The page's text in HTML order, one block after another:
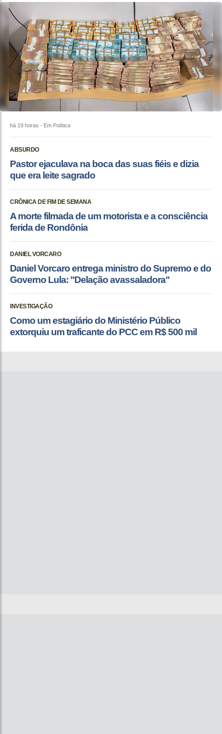
há 19 horas - Em Política
ABSURDO
Pastor ejaculava na boca das suas fiéis e dizia
que era leite sagrado
CRÔNICA DE FIM DE SEMANA
A morte filmada de um motorista e a consciência
ferida de Rondônia
DANIEL VORCARO
Daniel Vorcaro entrega ministro do Supremo e do
Governo Lula: "Delação avassaladora"
INVESTIGAÇÃO
Como um estagiário do Ministério Público
extorquiu um traficante do PCC em R$ 500 mil